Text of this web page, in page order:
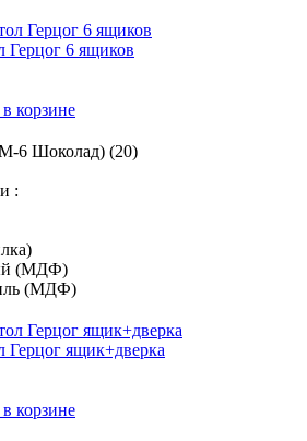
Герцог 6 ящиков
корзине
6 Шоколад) (20)
:
(МДФ)
(МДФ)
ящик+дверка
корзине